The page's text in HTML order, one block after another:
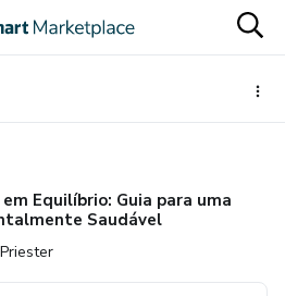
Equilíbrio: Guia para uma
Saudável